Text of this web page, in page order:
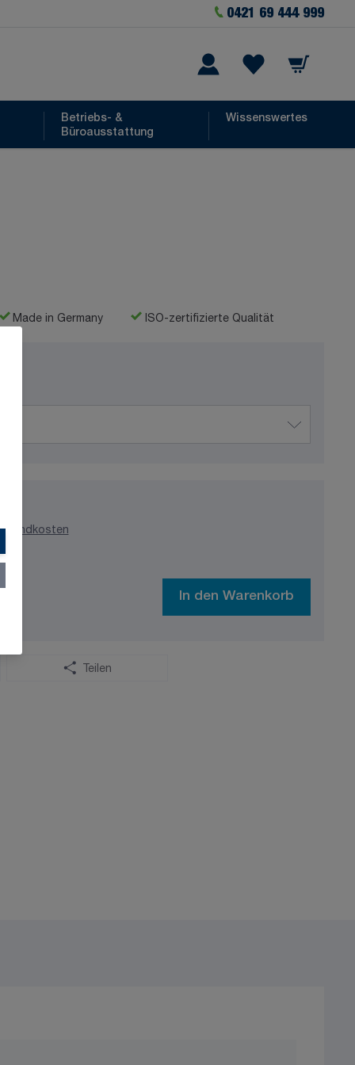
0421 69 444 999
Warenkorb
Betriebs- &
Büroausstattung
Wissenswertes
Made in Germany ISO-zertifizierte Qualität
In den Warenkorb
Teilen